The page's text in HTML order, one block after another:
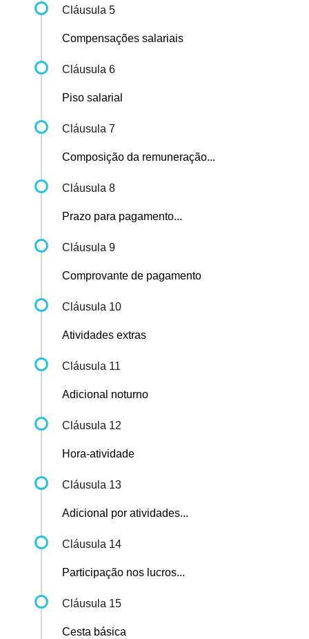
Cláusula 5
Compensações salariais
Cláusula 6
Piso salarial
Cláusula 7
Composição da remuneração...
Cláusula 8
Prazo para pagamento...
Cláusula 9
Comprovante de pagamento
Cláusula 10
Atividades extras
Cláusula 11
Adicional noturno
Cláusula 12
Hora-atividade
Cláusula 13
Adicional por atividades...
Cláusula 14
Participação nos lucros...
Cláusula 15
Cesta básica